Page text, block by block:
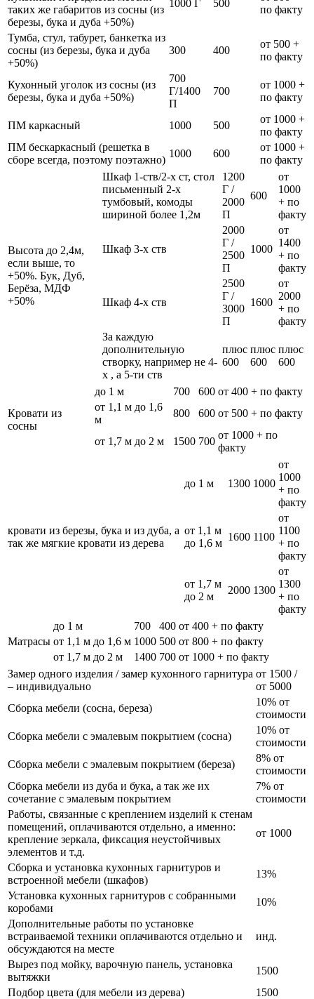
таких же габаритов из сосны (из
березы, бука и дуба +50%)
1000 Г 500
по факту
Тумба, стул, табурет, банкетка из
сосны (из березы, бука и дуба
+50%)
300 400
от 500 +
по факту
Кухонный уголок из сосны (из
березы, бука и дуба +50%)
700
Г/1400
П
700
от 1000 +
по факту
ПМ каркасный 1000 500
от 1000 +
по факту
ПМ бескаркасный (решетка в
сборе всегда, поэтому поэтажно)
1000 600
от 1000 +
по факту
Высота до 2,4м,
если выше, то
+50%. Бук, Дуб,
Берёза, МДФ
+50%
Шкаф 1-ств/2-х ст, стол
письменный 2-х
тумбовый, комоды
шириной более 1,2м
1200
Г /
2000
П
600
от
1000
+ по
факту
Шкаф 3-х ств
2000
Г /
2500
П
1000
от
1400
+ по
факту
Шкаф 4-х ств
2500
Г /
3000
П
1600
от
2000
+ по
факту
За каждую
дополнительную
створку, например не 4-
х , а 5-ти ств
плюс
600
плюс
600
плюс
600
Кровати из
сосны
до 1 м 700 600 от 400 + по факту
от 1,1 м до 1,6
м
800 600 от 500 + по факту
от 1,7 м до 2 м 1500 700
от 1000 + по
факту
кровати из березы, бука и из дуба, а
так же мягкие кровати из дерева
до 1 м 1300 1000
от
1000
+ по
факту
от 1,1 м
до 1,6 м
1600 1100
от
1100
+ по
факту
от 1,7 м
до 2 м
2000 1300
от
1300
+ по
факту
Матрасы
до 1 м 700 400 от 400 + по факту
от 1,1 м до 1,6 м 1000 500 от 800 + по факту
от 1,7 м до 2 м
1400 700 от 1000 + по факту
Замер одного изделия / замер кухонного гарнитура
– индивидуально
от 1500 /
от 5000
Сборка мебели (сосна, береза)
10% от
стоимости
Сборка мебели с эмалевым покрытием (сосна)
10% от
стоимости
Сборка мебели с эмалевым покрытием (береза)
8% от
стоимости
Сборка мебели из дуба и бука, а так же их
сочетание с эмалевым покрытием
7% от
стоимости
Работы, связанные с креплением изделий к стенам
помещений, оплачиваются отдельно, а именно:
крепление зеркала, фиксация неустойчивых
элементов и т.д.
от 1000
Сборка и установка кухонных гарнитуров и
встроенной мебели (шкафов)
13%
Установка кухонных гарнитуров с собранными
коробами
10%
Дополнительные работы по установке
встраиваемой техники оплачиваются отдельно и
обсуждаются на месте
инд.
Вырез под мойку, варочную панель, установка
вытяжки
1500
Подбор цвета (для мебели из дерева)
1500